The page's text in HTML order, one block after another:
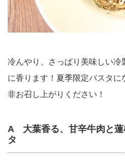
冷んやり、さっぱり美味しい
に香ります！夏季限定パスタ
非お召し上がりください！
A 大葉香る、甘辛牛肉と蓮
タ